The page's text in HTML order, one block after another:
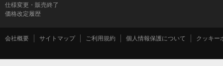
仕様変更・販売終了
価格改定履歴
会社概要 サイトマップ ご利用規約 個人情報保護について クッキー